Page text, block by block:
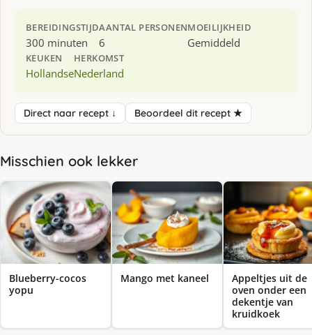
BEREIDINGSTIJD
300 minuten
AANTAL PERSONEN
6
MOEILIJKHEID
Gemiddeld
KEUKEN
Hollandse
HERKOMST
Nederland
Direct naar recept ↓ Beoordeel dit recept ★
Misschien ook lekker
Blueberry-cocos
yopu
Mango met kaneel
Appeltjes uit de
oven onder een
dekentje van
kruidkoek